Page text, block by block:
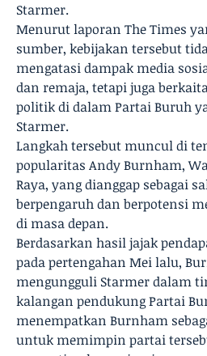
Starmer.
Menurut laporan The Times
sumber, kebijakan tersebut
mengatasi dampak media
dan remaja, tetapi juga
politik di dalam Partai Buruh
Starmer.
Langkah tersebut muncul di
popularitas Andy Burnham,
Raya, yang dianggap sebagai
berpengaruh dan berpotensi
di masa depan.
Berdasarkan hasil jajak
pada pertengahan Mei lalu,
mengungguli Starmer dalam
kalangan pendukung Partai
menempatkan Burnham
untuk memimpin partai